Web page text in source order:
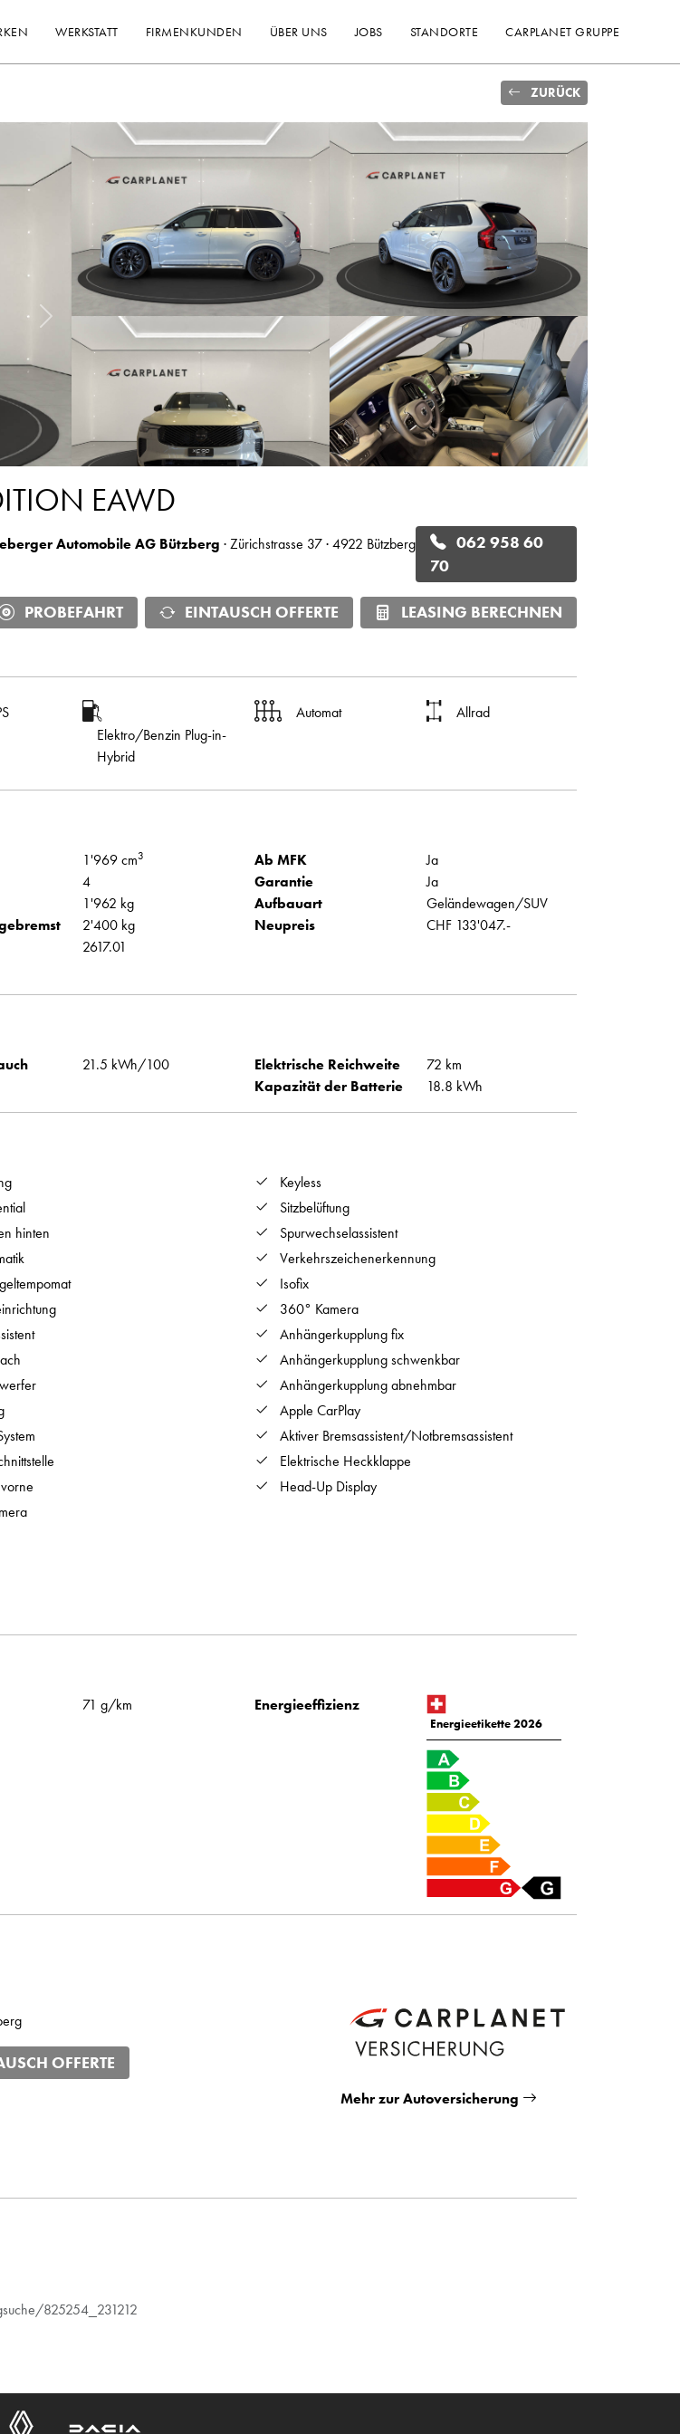
WERKSTATT FIRMENKUNDEN ÜBER UNS JOBS STANDORTE CARPLANET GRUPPE
ZURÜCK
Nächstes Bild
EAWD
Automobile AG Bützberg · Zürichstrasse 37 · 4922 Bützberg
062 958 60
70
PROBEFAHRT EINTAUSCH OFFERTE LEASING BERECHNEN
Elektro/Benzin Plug-in-
Hybrid
Automat Allrad
1'969 cm3
4
1'962 kg
2'400 kg
2617.01
Ab MFK
Ja
Garantie
Ja
Aufbauart
Geländewagen/SUV
Neupreis
CHF 133'047.-
21.5 kWh/100 Elektrische Reichweite
72 km
Kapazität der Batterie
18.8 kWh
hinten
Keyless
Sitzbelüftung
Spurwechselassistent
Verkehrszeichenerkennung
Isofix
360° Kamera
Anhängerkupplung fix
Anhängerkupplung schwenkbar
Anhängerkupplung abnehmbar
Apple CarPlay
Aktiver Bremsassistent/Notbremsassistent
Elektrische Heckklappe
Head-Up Display
71 g/km Energieeffizienz
Energieetikette 2026
OFFERTE
Mehr zur Autoversicherung
825254_231212